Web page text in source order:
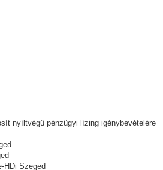
nyíltvégű pénzügyi lízing igénybevételére
HDi Szeged